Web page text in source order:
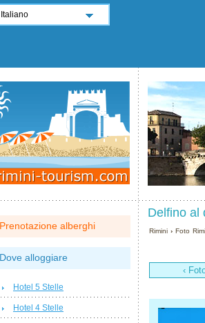
Delfino al
Rimini ›Foto
‹
Prenotazione alberghi
Dove alloggiare
Hotel 5 Stelle
Hotel 4 Stelle
Italiano